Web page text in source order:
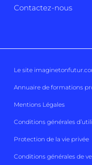
Contactez-nous
Le site
Annuaire de formations
Mentions Légales
Conditions générales
Protection de la vie privée
Conditions générales de